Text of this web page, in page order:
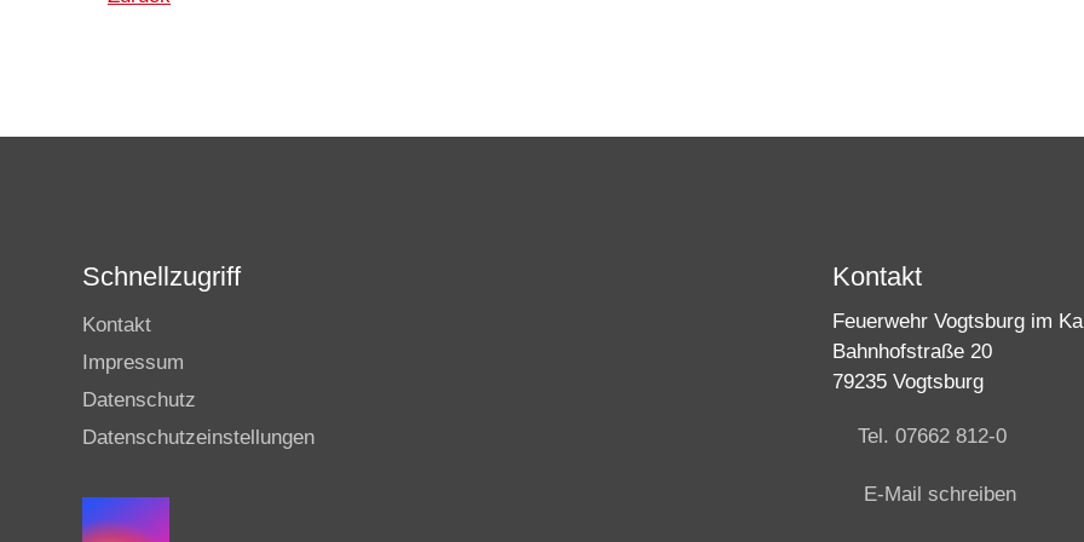
Schnellzugriff
Kontakt
Impressum
Datenschutz
Datenschutzeinstellungen
Kontakt
Feuerwehr Vogtsburg im
Bahnhofstraße 20
79235 Vogtsburg
Tel. 07662 812-0
E-Mail schreiben